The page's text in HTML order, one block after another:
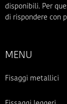
disponibili. Per
di rispondere con
MENU
Fisaggi metallici